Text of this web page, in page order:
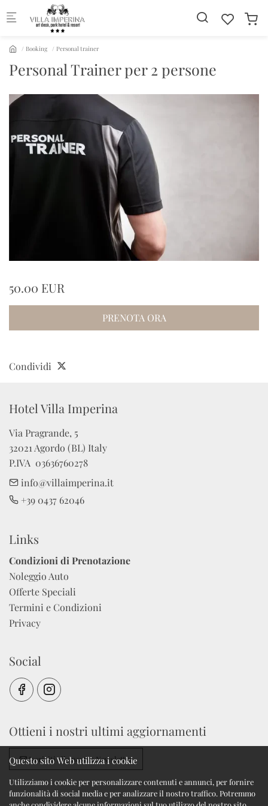
Skip to main content
Booking Personal trainer
Personal Trainer per 2 persone
50.00 EUR
PRENOTA ORA
Condividi
Hotel Villa Imperina
Via Pragrande, 5
32021 Agordo (BL) Italy
P.IVA  03636760278
info@villaimperina.it
+39 0437 62046
Links
Condizioni di Prenotazione
Noleggio Auto
Offerte Speciali
Termini e Condizioni
Privacy
Social
Ottieni i nostri ultimi aggiornamenti
Iscriviti alla nostra Newsletter
Questo sito Web utilizza i cookie
Utilizziamo i cookie per personalizzare contenuti e annunci, per fornire
funzionalità di social media e per analizzare il nostro traffico. Potremmo